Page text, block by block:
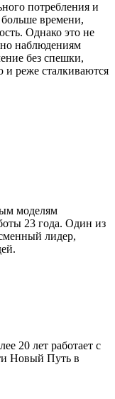
потребления и
больше времени,
Однако это не
наблюдениям
без спешки,
и реже сталкиваются
моделям
23 года. Один из
лидер,
20 лет работает с
Новый Путь в